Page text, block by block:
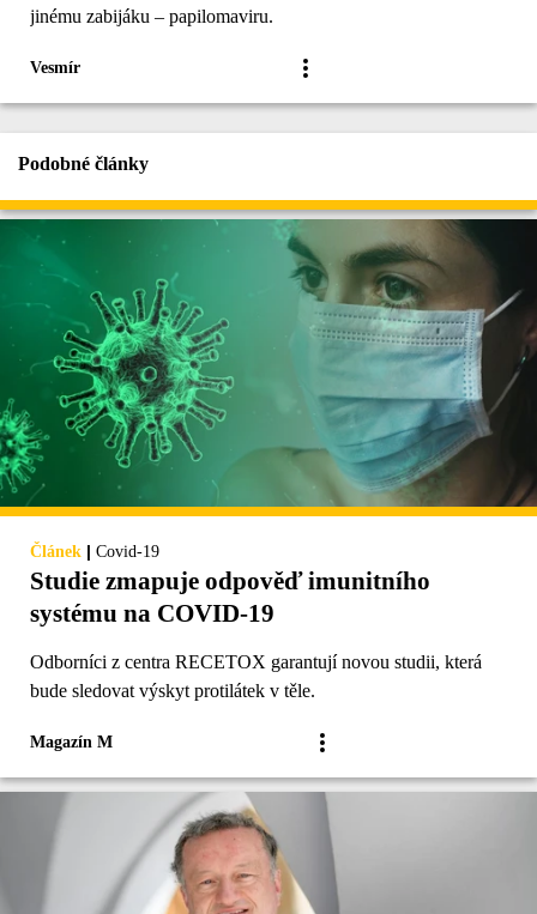
jinému zabijáku – papilomaviru.
Vesmír
Podobné články
Článek | Covid-19
Studie zmapuje odpověď imunitního
systému na COVID-19
Odborníci z centra RECETOX garantují novou studii, která
bude sledovat výskyt protilátek v těle.
Magazín M